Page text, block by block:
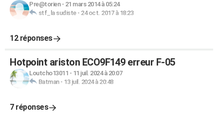
Pre@torien- 21 mars 2014 à 05:24
stf_la sudiste- 24 oct. 2017 à 18:23
12 réponses
Hotpoint ariston ECO9F149 erreur F-05
Loutcho13011 - 11 juil. 2024 à 20:07
Batman- 13 juil. 2024 à 20:48
7 réponses